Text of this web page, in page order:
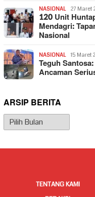
NASIONAL 27 Maret
120 Unit
Mendagri:
Nasional
NASIONAL 15 Maret
Teguh
Ancaman
ARSIP BERITA
Arsip
Berita
TENTANG KAMI